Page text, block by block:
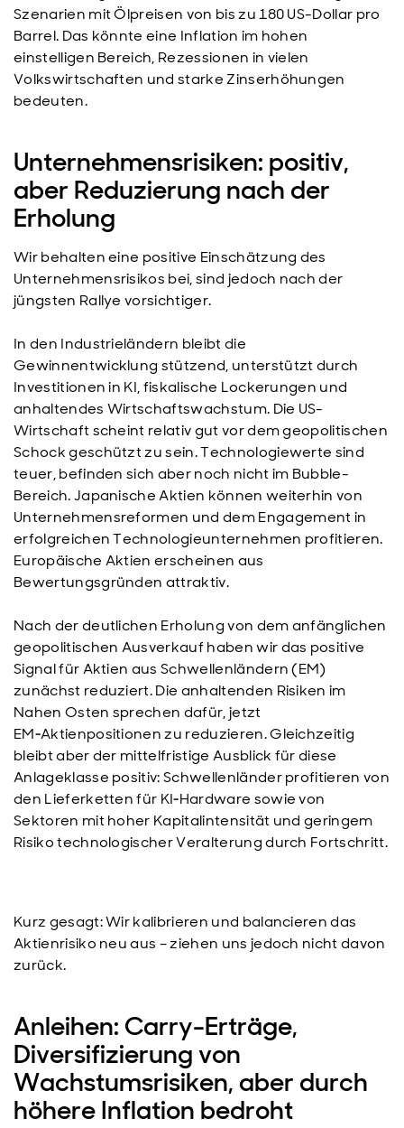
Szenarien mit Ölpreisen von bis zu 180 US-Dollar pro
Barrel. Das könnte eine Inflation im hohen
einstelligen Bereich, Rezessionen in vielen
Volkswirtschaften und starke Zinserhöhungen
bedeuten.
Unternehmensrisiken: positiv,
aber Reduzierung nach der
Erholung
Wir behalten eine positive Einschätzung des
Unternehmensrisikos bei, sind jedoch nach der
jüngsten Rallye vorsichtiger.
In den Industrieländern bleibt die
Gewinnentwicklung stützend, unterstützt durch
Investitionen in KI, fiskalische Lockerungen und
anhaltendes Wirtschaftswachstum. Die US-
Wirtschaft scheint relativ gut vor dem geopolitischen
Schock geschützt zu sein. Technologiewerte sind
teuer, befinden sich aber noch nicht im Bubble-
Bereich. Japanische Aktien können weiterhin von
Unternehmensreformen und dem Engagement in
erfolgreichen Technologieunternehmen profitieren.
Europäische Aktien erscheinen aus
Bewertungsgründen attraktiv.
Nach der deutlichen Erholung von dem anfänglichen
geopolitischen Ausverkauf haben wir das positive
Signal für Aktien aus Schwellenländern (EM)
zunächst reduziert. Die anhaltenden Risiken im
Nahen Osten sprechen dafür, jetzt
EM‑Aktienpositionen zu reduzieren. Gleichzeitig
bleibt aber der mittelfristige Ausblick für diese
Anlageklasse positiv: Schwellenländer profitieren von
den Lieferketten für KI‑Hardware sowie von
Sektoren mit hoher Kapitalintensität und geringem
Risiko technologischer Veralterung durch Fortschritt.
Kurz gesagt: Wir kalibrieren und balancieren das
Aktienrisiko neu aus – ziehen uns jedoch nicht davon
zurück.
Anleihen: Carry-Erträge,
Diversifizierung von
Wachstumsrisiken, aber durch
höhere Inflation bedroht